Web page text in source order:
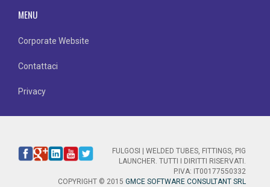
MENU
Corporate Website
Contattaci
Privacy
FULGOSI | WELDED TUBES, FITTINGS, PIG
LAUNCHER. TUTTI I DIRITTI RISERVATI.
P.IVA: IT00177550332
COPYRIGHT © 2015 GMCE SOFTWARE CONSULTANT SRL